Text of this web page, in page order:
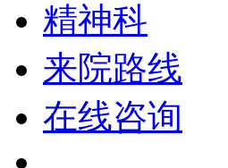
精神科
来院路线
在线咨询